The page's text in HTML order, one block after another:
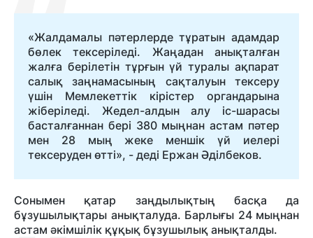
«Жалдамалы пәтерлерде тұратын адамдар
бөлек тексеріледі. Жаңадан анықталған
жалға берілетін тұрғын үй туралы ақпарат
салық заңнамасының сақталуын тексеру
үшін Мемлекеттік кірістер органдарына
жіберіледі. Жедел-алдын алу іс-шарасы
басталғаннан бері 380 мыңнан астам пәтер
мен 28 мың жеке меншік үй иелері
тексеруден өтті», - деді Ержан Әділбеков.
Сонымен қатар заңдылықтың басқа да
бұзушылықтары анықталуда. Барлығы 24 мыңнан
астам әкімшілік құқық бұзушылық анықталды.